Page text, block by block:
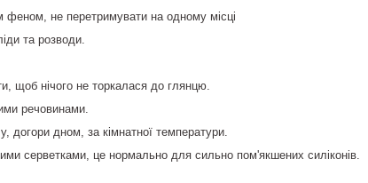
феном, не перетримувати на одному місці
та розводи.
щоб нічого не торкалася до глянцю.
речовинами.
догори дном, за кімнатної температури.
серветками, це нормально для сильно пом'якшених силіконів.